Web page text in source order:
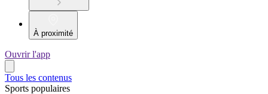
À proximité
Ouvrir l'app
Tous les contenus
Sports populaires